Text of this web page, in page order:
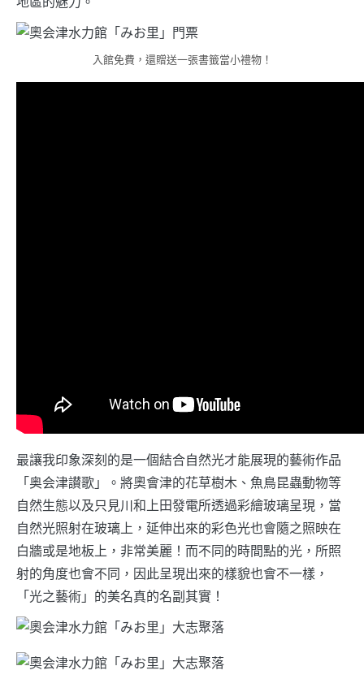
入館免費，還贈送一張書籤當小禮物！
最讓我印象深刻的是一個結合自然光才能展現的藝術作品
「奥会津讃歌」。將奧會津的花草樹木、魚鳥昆蟲動物等
自然生態以及只見川和上田發電所透過彩繪玻璃呈現，當
自然光照射在玻璃上，延伸出來的彩色光也會隨之照映在
白牆或是地板上，非常美麗！而不同的時間點的光，所照
射的角度也會不同，因此呈現出來的樣貌也會不一樣，
「光之藝術」的美名真的名副其實！